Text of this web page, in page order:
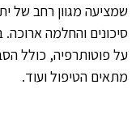
שמציעה מגוון רחב של
סיכונים והחלמה
על פוטותרפיה, כולל
מתאים הטיפול ועוד.